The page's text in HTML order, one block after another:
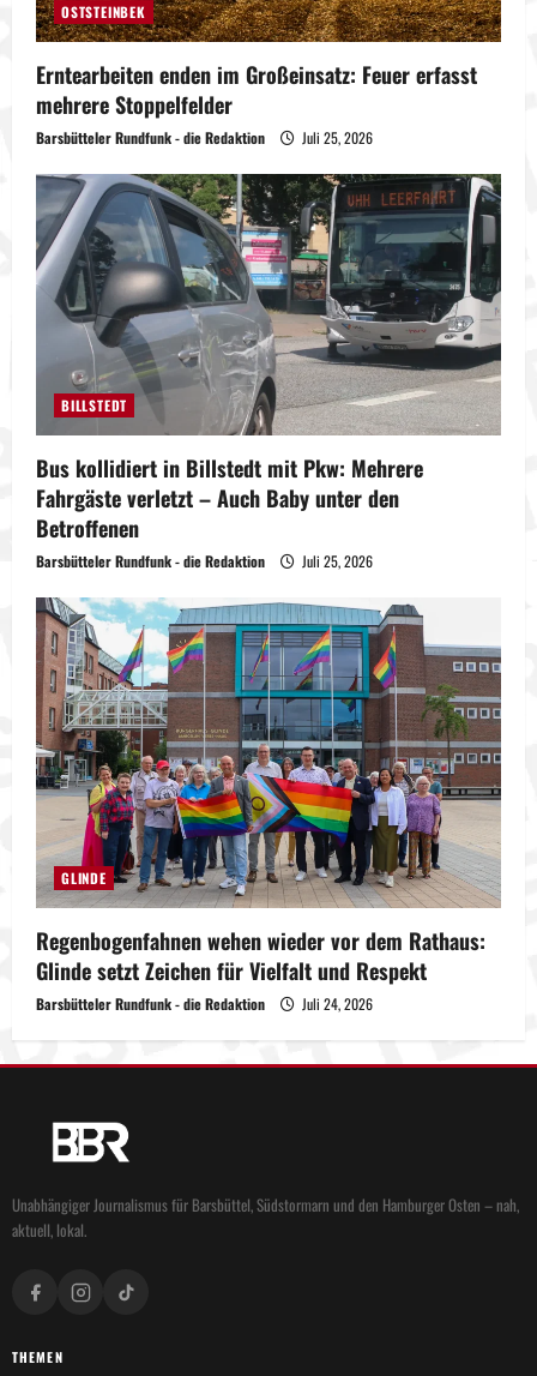
OSTSTEINBEK
Erntearbeiten enden im Großeinsatz: Feuer erfasst
mehrere Stoppelfelder
Barsbütteler Rundfunk - die Redaktion Juli 25, 2026
BILLSTEDT
Bus kollidiert in Billstedt mit Pkw: Mehrere
Fahrgäste verletzt – Auch Baby unter den
Betroffenen
Barsbütteler Rundfunk - die Redaktion Juli 25, 2026
GLINDE
Regenbogenfahnen wehen wieder vor dem Rathaus:
Glinde setzt Zeichen für Vielfalt und Respekt
Barsbütteler Rundfunk - die Redaktion Juli 24, 2026
Unabhängiger Journalismus für Barsbüttel, Südstormarn und den Hamburger Osten – nah,
aktuell, lokal.
THEMEN